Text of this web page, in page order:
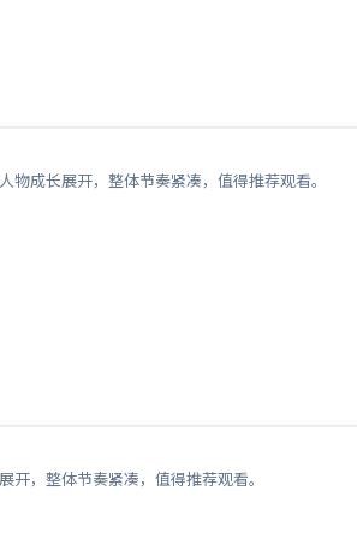
成长展开，整体节奏紧凑，值得推荐观看。
，整体节奏紧凑，值得推荐观看。